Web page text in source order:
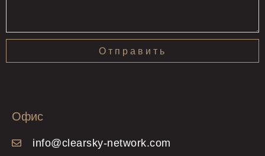
Отправить
Офис
info@clearsky-network.com